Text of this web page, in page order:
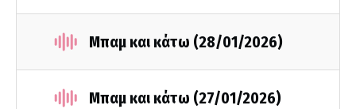
Μπαμ και κάτω (28/01/2026)
Μπαμ και κάτω (27/01/2026)